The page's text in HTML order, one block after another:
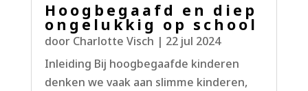
Hoogbegaafd en diep
ongelukkig op school
door Charlotte Visch | 22 jul 2024
Inleiding Bij hoogbegaafde kinderen
denken we vaak aan slimme kinderen,